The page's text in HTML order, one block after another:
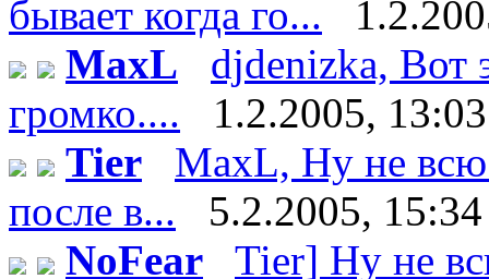
бывает когда го...
MaxL
djdenizka, Вот
громко....
1.2.2005, 13:03
Tier
MaxL, Ну не всю
после в...
5.2.2005, 15:34
NoFear
Tier] Ну не